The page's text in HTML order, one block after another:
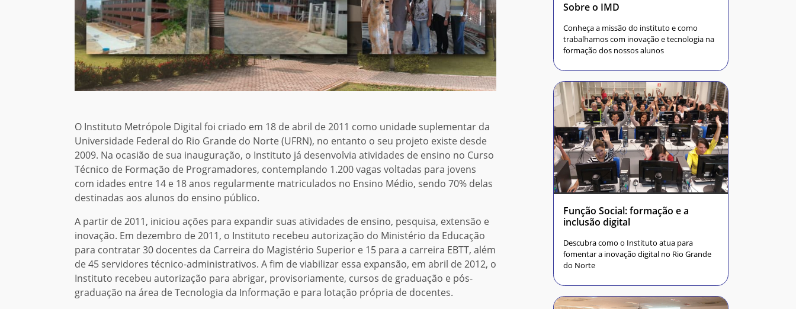
O Instituto Metrópole Digital foi criado em 18 de abril de 2011 como unidade suplementar da
Universidade Federal do Rio Grande do Norte (UFRN), no entanto o seu projeto existe desde
2009. Na ocasião de sua inauguração, o Instituto já desenvolvia atividades de ensino no Curso
Técnico de Formação de Programadores, contemplando 1.200 vagas voltadas para jovens
com idades entre 14 e 18 anos regularmente matriculados no Ensino Médio, sendo 70% delas
destinadas aos alunos do ensino público.
A partir de 2011, iniciou ações para expandir suas atividades de ensino, pesquisa, extensão e
inovação. Em dezembro de 2011, o Instituto recebeu autorização do Ministério da Educação
para contratar 30 docentes da Carreira do Magistério Superior e 15 para a carreira EBTT, além
de 45 servidores técnico-administrativos. A fim de viabilizar essa expansão, em abril de 2012, o
Instituto recebeu autorização para abrigar, provisoriamente, cursos de graduação e pós-
graduação na área de Tecnologia da Informação e para lotação própria de docentes.
Sobre o IMD
Conheça a missão do instituto e como
trabalhamos com inovação e tecnologia na
formação dos nossos alunos
Função Social: formação e a
inclusão digital
Descubra como o Instituto atua para
fomentar a inovação digital no Rio Grande
do Norte